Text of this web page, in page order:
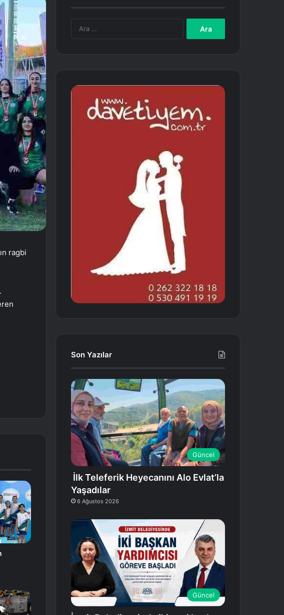
ragbi
Son Yazılar
Güncel
İlk Teleferik Heyecanını Alo Evlat’la
Yaşadılar
6 Ağustos 2026
Güncel